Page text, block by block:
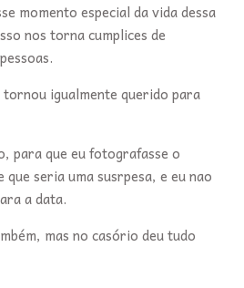
momento especial da vida dessa
nos torna cumplices de
tornou igualmente querido para
para que eu fotografasse o
seria uma susrpesa, e eu nao
a data.
mas no casório deu tudo